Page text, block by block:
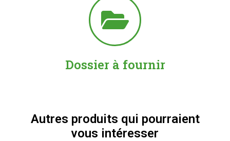
Dossier à fournir
Autres produits qui pourraient
vous intéresser